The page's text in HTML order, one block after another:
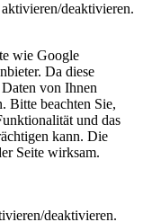
deaktivieren.
wie Google
Da diese
von Ihnen
Bitte beachten Sie,
und das
kann. Die
Seite wirksam.
deaktivieren.